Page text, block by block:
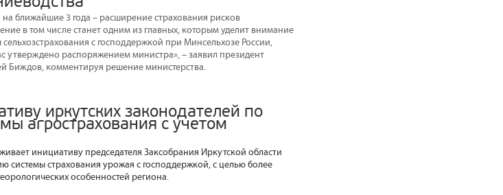
ближайшие 3 года – расширение страхования рисков
в том числе станет одним из главных, которым уделит внимание
с господдержкой при Минсельхозе России,
утверждено распоряжением министра», – заявил президент
Биждов, комментируя решение министерства.
иркутских законодателей по
агрострахования с учетом
инициативу председателя Заксобрания Иркутской области
системы страхования урожая с господдержкой, с целью более
особенностей региона.